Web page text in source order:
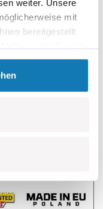
weiter. Unsere
mit
bereitgestellt